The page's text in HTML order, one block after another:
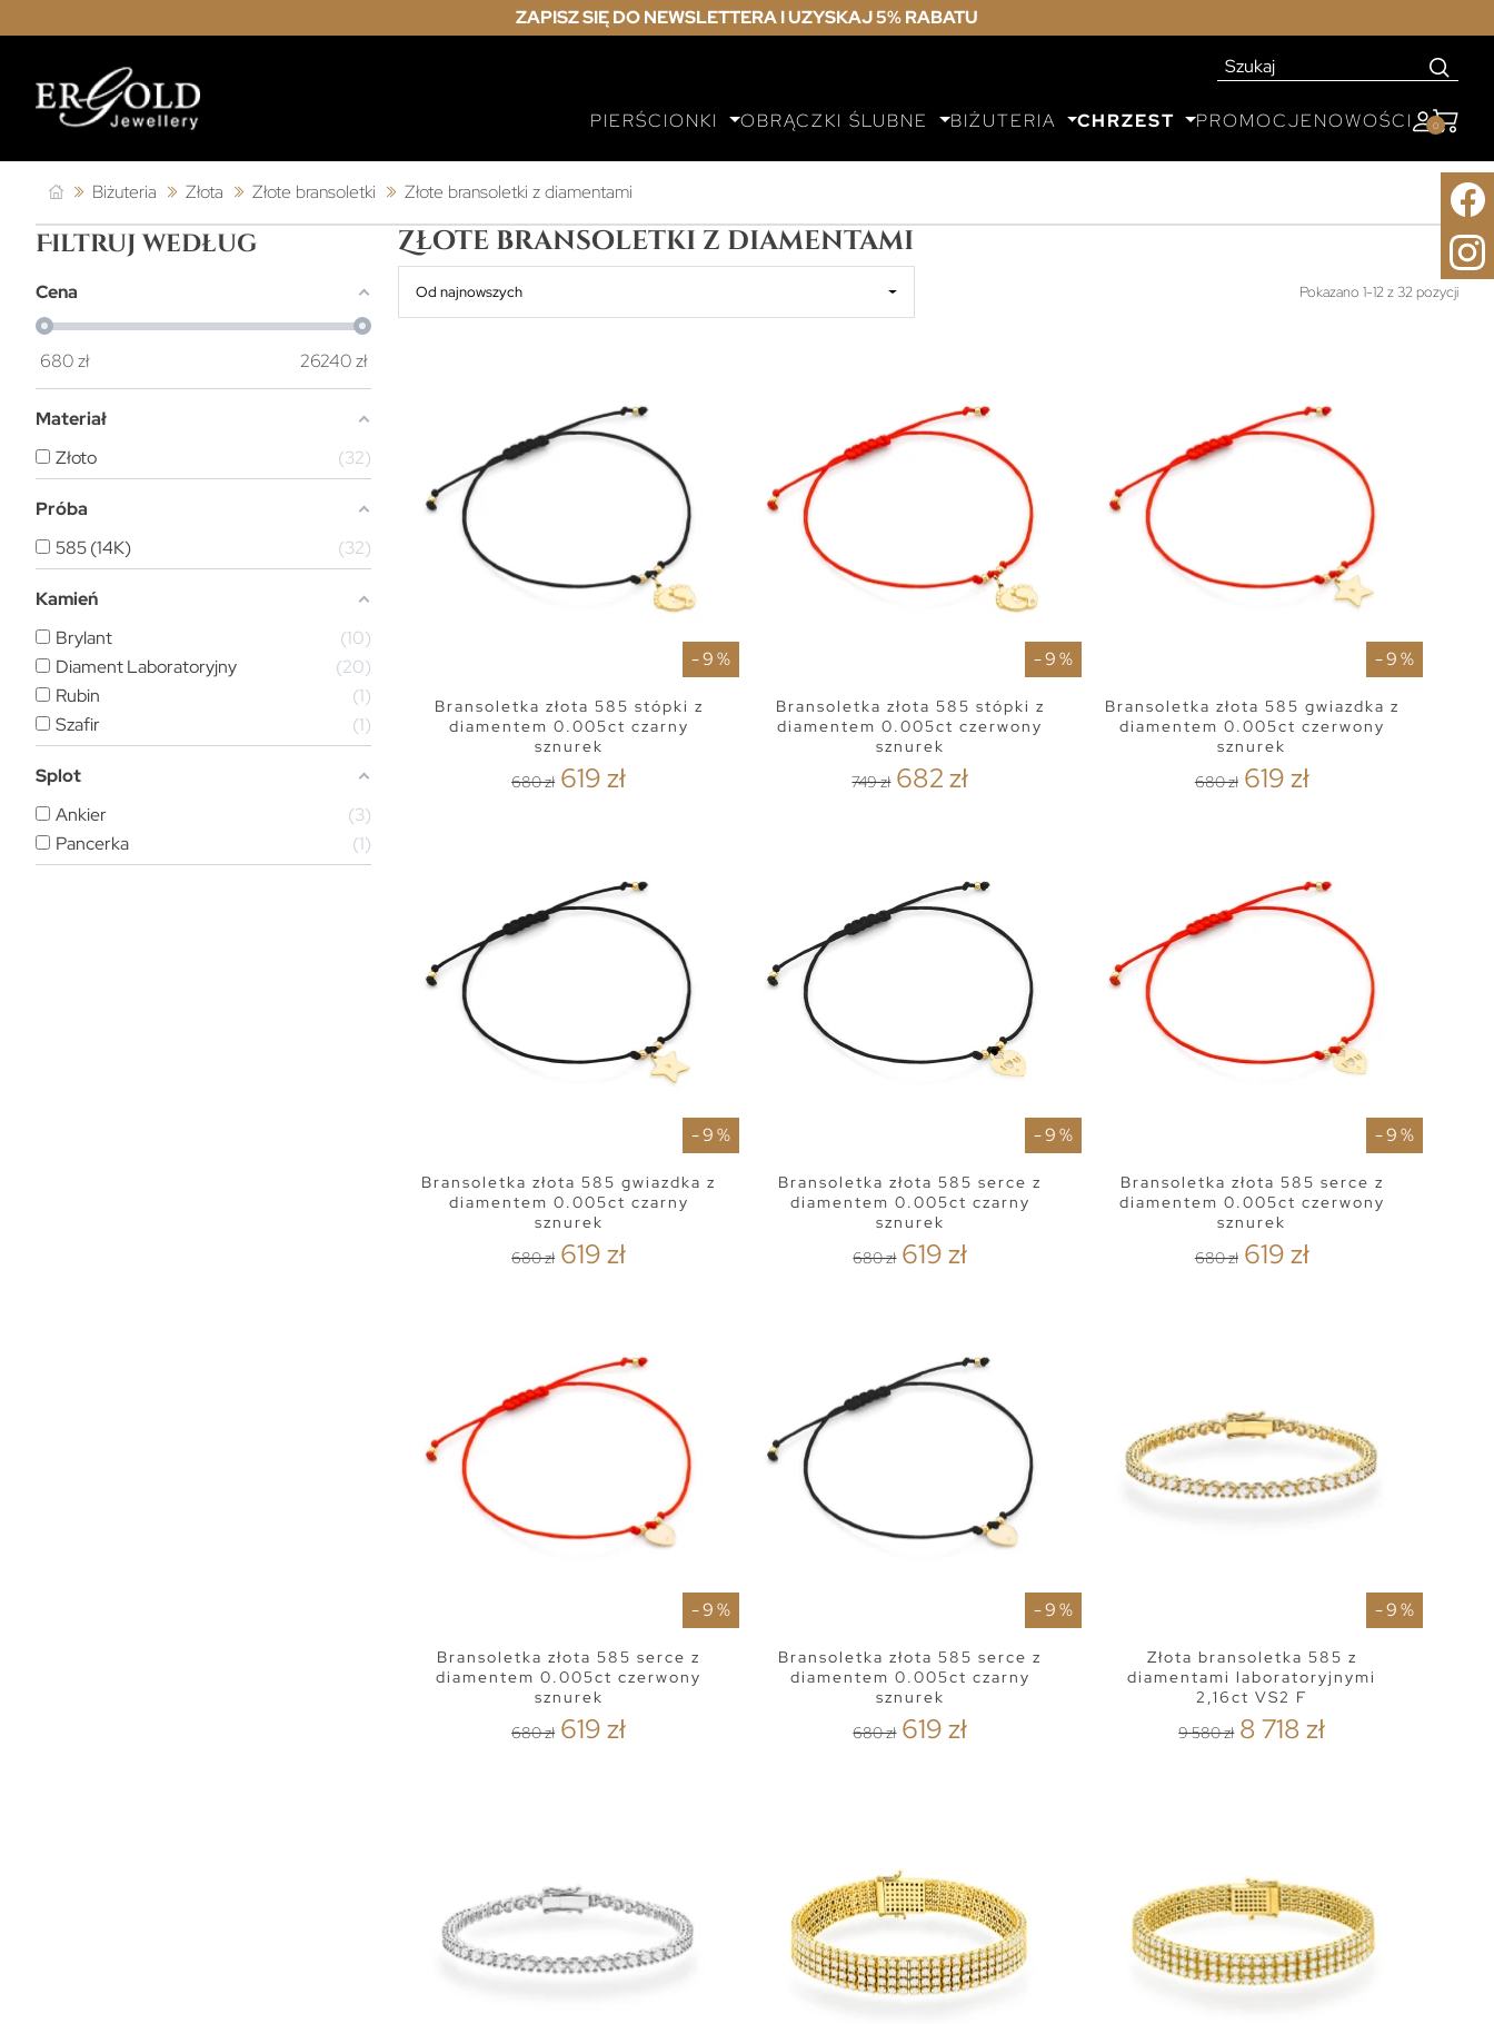
ZAPISZ SIĘ DO NEWSLETTERA I UZYSKAJ 5% RABATU
PIERŚCIONKI OBRĄCZKI ŚLUBNE BIŻUTERIA CHRZEST PROMOCJENOWOŚCI 0
Biżuteria Złota Złote bransoletki Złote bransoletki z diamentami
Filtruj według
Cena
680zł 26240zł
Materiał
Złoto
32
Próba
585 (14K)
32
Kamień
Brylant
10
Diament Laboratoryjny
20
Rubin
1
Szafir
1
Splot
Ankier
3
Pancerka
1
Złote bransoletki z diamentami
Od najnowszych Pokazano 1-12 z 32 pozycji
- 9 %
Bransoletka złota 585 stópki z
diamentem 0.005ct czarny
sznurek
680 zł 619 zł
- 9 %
Bransoletka złota 585 stópki z
diamentem 0.005ct czerwony
sznurek
749 zł 682 zł
- 9 %
Bransoletka złota 585 gwiazdka z
diamentem 0.005ct czerwony
sznurek
680 zł 619 zł
- 9 %
Bransoletka złota 585 gwiazdka z
diamentem 0.005ct czarny
sznurek
680 zł 619 zł
- 9 %
Bransoletka złota 585 serce z
diamentem 0.005ct czarny
sznurek
680 zł 619 zł
- 9 %
Bransoletka złota 585 serce z
diamentem 0.005ct czerwony
sznurek
680 zł 619 zł
- 9 %
Bransoletka złota 585 serce z
diamentem 0.005ct czerwony
sznurek
680 zł 619 zł
- 9 %
Bransoletka złota 585 serce z
diamentem 0.005ct czarny
sznurek
680 zł 619 zł
- 9 %
Złota bransoletka 585 z
diamentami laboratoryjnymi
2,16ct VS2 F
9 580 zł 8 718 zł